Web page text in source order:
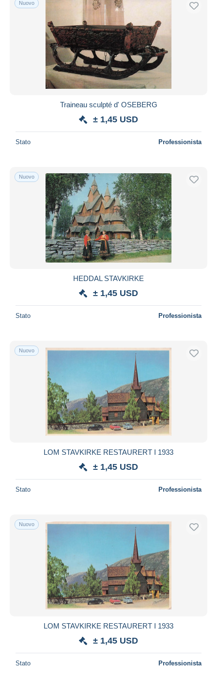
Spedizione gratuita
Metodi di pagamento
PayPal
Bonifico bancario
Visa
Mastercard
iDeal
Maestro
Aggiorna
Nuovo
Traineau sculpté d' OSEBERG
± 1,45 USD
Stato Professionista
Nuovo
HEDDAL STAVKIRKE
± 1,45 USD
Stato Professionista
Nuovo
LOM STAVKIRKE RESTAURERT I 1933
± 1,45 USD
Stato Professionista
Nuovo
LOM STAVKIRKE RESTAURERT I 1933
± 1,45 USD
Stato Professionista